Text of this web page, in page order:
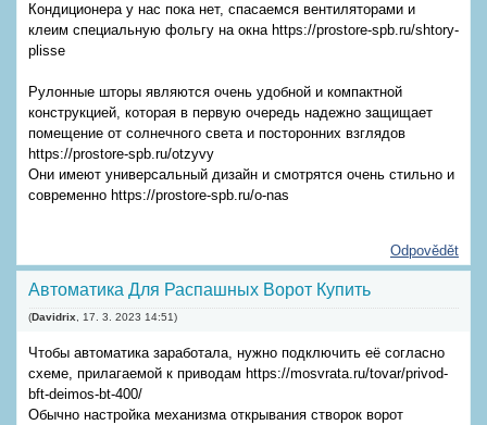
Кондиционера у нас пока нет, спасаемся вентиляторами и
клеим специальную фольгу на окна https://prostore-spb.ru/shtory-
plisse
Рулонные шторы являются очень удобной и компактной
конструкцией, которая в первую очередь надежно защищает
помещение от солнечного света и посторонних взглядов
https://prostore-spb.ru/otzyvy
Они имеют универсальный дизайн и смотрятся очень стильно и
современно https://prostore-spb.ru/o-nas
Odpovědět
Автоматика Для Распашных Ворот Купить
(Davidrix 17. 3. 2023 14:51)
Чтобы автоматика заработала, нужно подключить её согласно
схеме, прилагаемой к приводам https://mosvrata.ru/tovar/privod-
bft-deimos-bt-400/
Обычно настройка механизма открывания створок ворот